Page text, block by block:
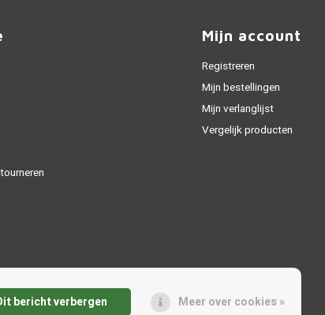
Mijn account
Registreren
Mijn bestellingen
Mijn verlanglijst
Vergelijk producten
bericht verbergen Meer over cookies »